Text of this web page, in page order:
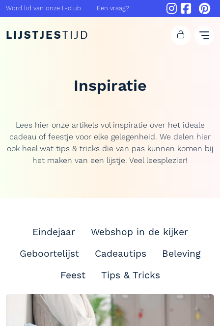
Word lid van onze L-club Een vraag?
LIJSTJESTIJD
Inspiratie
Lees hier onze artikels vol inspiratie over het ideale
cadeau of feestje voor elke gelegenheid. We delen hier
ook heel wat tips & tricks die van pas kunnen komen bij
het maken van een lijstje. Veel leesplezier!
Eindejaar
Webshop in de kijker
Geboortelijst
Cadeautips
Beleving
Feest
Tips & Tricks